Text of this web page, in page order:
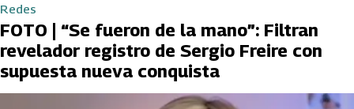
Redes
FOTO | “Se fueron de la mano”: Filtran
revelador registro de Sergio Freire con
supuesta nueva conquista